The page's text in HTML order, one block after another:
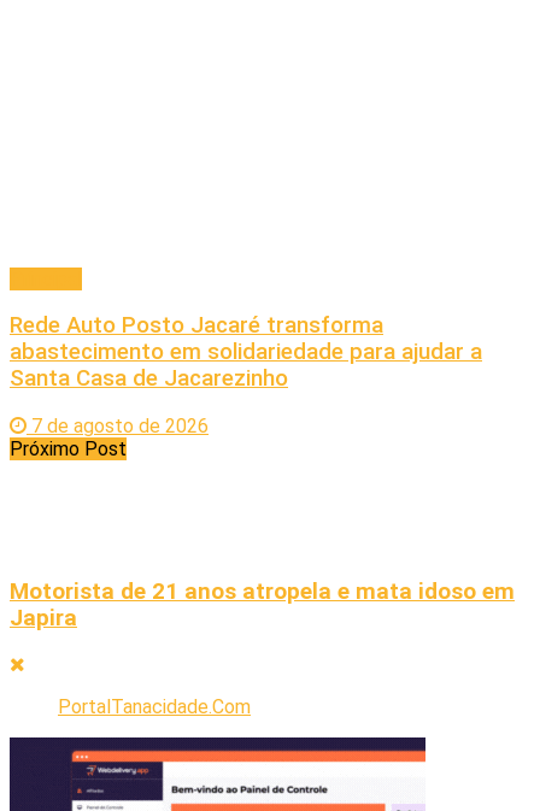
Rede Auto Posto Jacaré transforma
abastecimento em solidariedade para ajudar a
Santa Casa de Jacarezinho
7 de agosto de 2026
Próximo Post
Motorista de 21 anos atropela e mata idoso em
Japira
PortalTanacidade.Com